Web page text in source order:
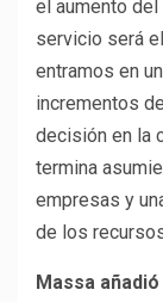
el aumento
servicio será
entramos en
incrementos
decisión en la
termina
empresas y
de los
Massa